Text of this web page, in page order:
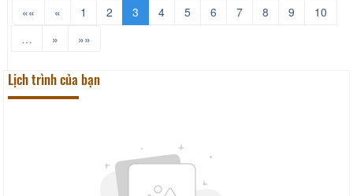
thao và Du lịch (VHTTDL) Vĩnh Long
tổ chức cho các công đoàn viên nữ về
«« « 1 2 3 4 5 6 7 8 9
10
…
» »»
Lịch trình của bạn